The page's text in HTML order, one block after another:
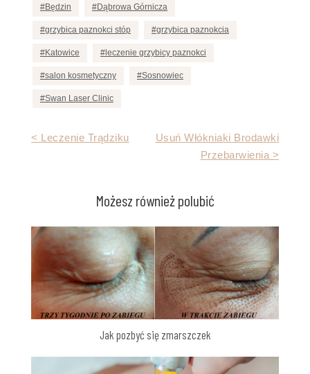
Będzin Dąbrowa Górnicza
grzybica paznokci stóp grzybica paznokcia
Katowice leczenie grzybicy paznokci
salon kosmetyczny Sosnowiec
Swan Laser Clinic
Nawigacja< Leczenie Trądziku
Usuń Włókniaki Brodawki
Przebarwienia >
Możesz również polubić
Jak pozbyć się zmarszczek